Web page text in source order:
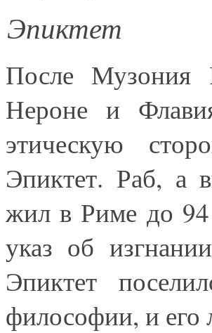
Эпиктет
После Музония
Нероне и
этическую
Эпиктет. Раб, а
жил в Риме до 94
указ об
Эпиктет
философии, и